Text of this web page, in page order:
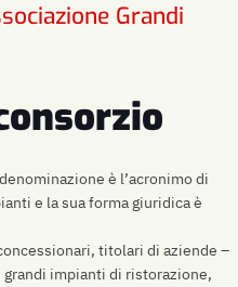
Grandi
è l’acronimo di
e la sua forma giuridica è
titolari di aziende –
impianti di ristorazione,